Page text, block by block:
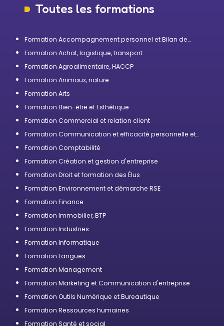
Toutes les formations
Formation Accompagnement personnel et Bilan de
Formation Achat, logistique, transport
Formation Agroalimentaire, HACCP
Formation Animaux, nature
Formation Arts
Formation Bien-être et Esthétique
Formation Commercial et relation client
Formation Communication et efficacité personnelle et
Formation Comptabilité
Formation Création et gestion d'entreprise
Formation Droit et formation des Élus
Formation Environnement et démarche RSE
Formation Finance
Formation Immobilier, BTP
Formation Industries
Formation Informatique
Formation Langues
Formation Management
Formation Marketing et Communication d'entreprise
Formation Outils Numérique et Bureautique
Formation Ressources humaines
Formation Santé et social